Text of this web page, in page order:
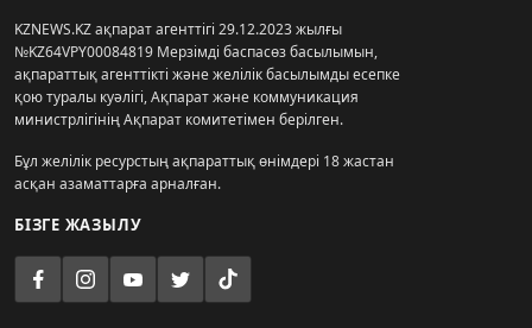
KZNEWS.KZ ақпарат агенттігі 29.12.2023 жылғы
№KZ64VPY00084819 Мерзімді баспасөз басылымын,
ақпараттық агенттікті және желілік басылымды есепке
қою туралы куәлігі, Ақпарат және коммуникация
министрлігінің Ақпарат комитетімен берілген.
Бұл желілік ресурстың ақпараттық өнімдері 18 жастан
асқан азаматтарға арналған.
БІЗГЕ ЖАЗЫЛУ